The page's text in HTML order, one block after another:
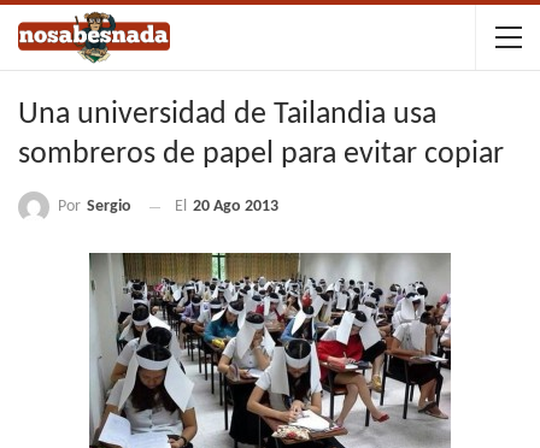
Una universidad de Tailandia usa
sombreros de papel para evitar copiar
Por Sergio El 20 Ago 2013